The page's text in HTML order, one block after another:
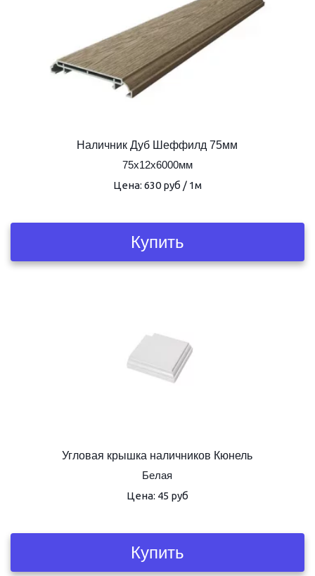
Наличник Дуб Шеффилд 75мм
75х12х6000мм
Цена: 630 руб / 1м
Купить
Угловая крышка наличников Кюнель
Белая
Цена: 45 руб
Купить